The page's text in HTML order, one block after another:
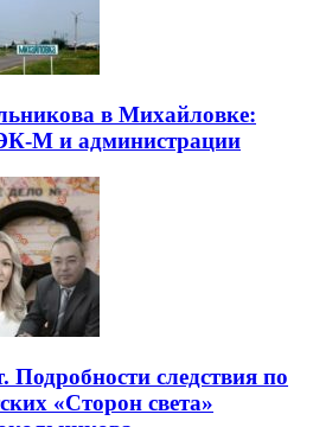
в Михайловке:
М и администрации
следствия по
«Сторон света»